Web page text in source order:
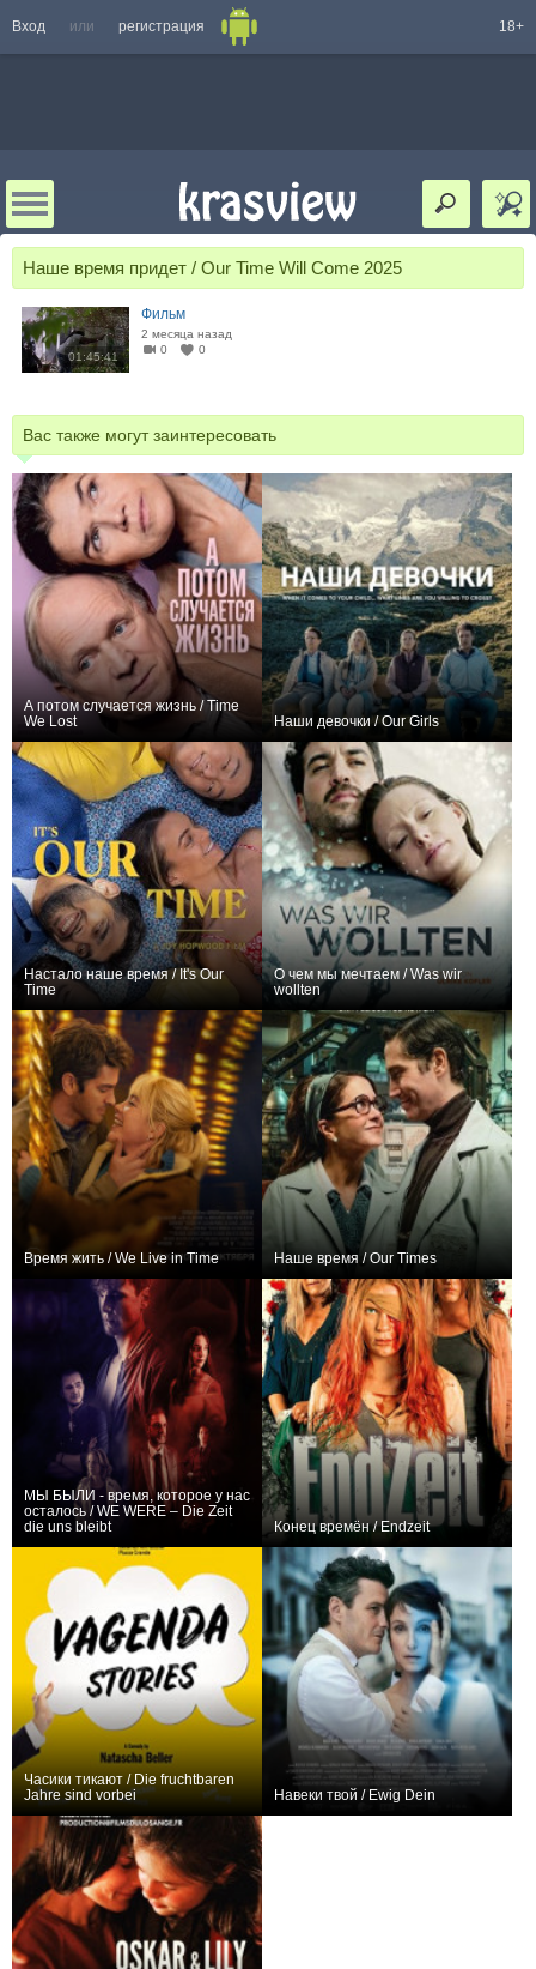
Вход или регистрация 18+
Наше время придет / Our Time Will Come 2025
01:45:41
Фильм
2 месяца назад
0
0
Вас также могут заинтересовать
А потом случается жизнь / Time
We Lost
Наши девочки / Our Girls
Настало наше время / It's Our
Time
О чем мы мечтаем / Was wir
wollten
Время жить / We Live in Time Наше время / Our Times
МЫ БЫЛИ - время, которое у нас
осталось / WE WERE – Die Zeit
die uns bleibt
Конец времён / Endzeit
Часики тикают / Die fruchtbaren
Jahre sind vorbei
Навеки твой / Ewig Dein